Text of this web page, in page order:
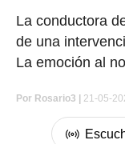
La conductora
de una
La emoción al
Por Rosario3 | 21-05-